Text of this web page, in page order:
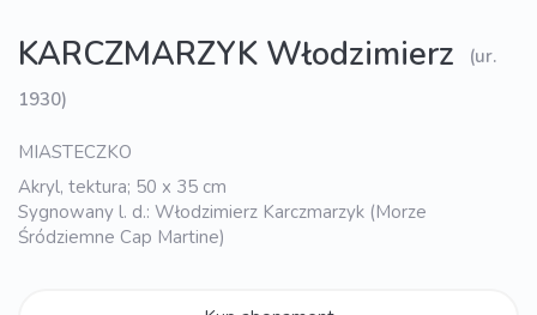
KARCZMARZYK Włodzimierz
(ur.
1930)
MIASTECZKO
Akryl, tektura; 50 x 35 cm
Sygnowany l. d.: Włodzimierz Karczmarzyk (Morze
Śródziemne Cap Martine)